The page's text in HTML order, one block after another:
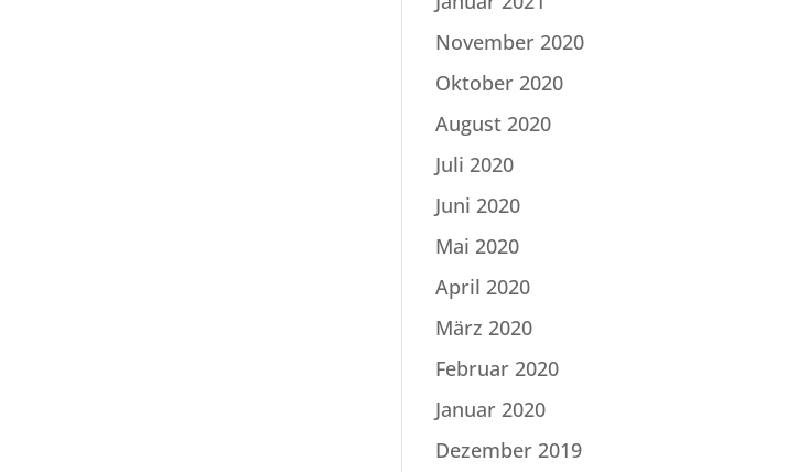
November 2020
Oktober 2020
August 2020
Juli 2020
Juni 2020
Mai 2020
April 2020
März 2020
Februar 2020
Januar 2020
Dezember 2019